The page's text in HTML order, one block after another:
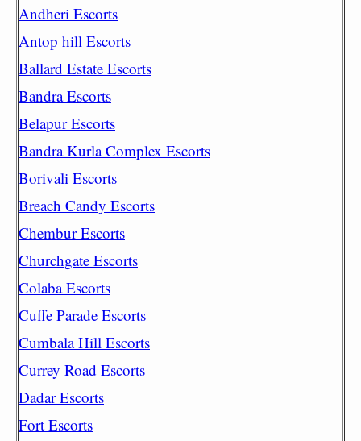
Andheri Escorts
Antop hill Escorts
Ballard Estate Escorts
Bandra Escorts
Belapur Escorts
Bandra Kurla Complex Escorts
Borivali Escorts
Breach Candy Escorts
Chembur Escorts
Churchgate Escorts
Colaba Escorts
Cuffe Parade Escorts
Cumbala Hill Escorts
Currey Road Escorts
Dadar Escorts
Fort Escorts